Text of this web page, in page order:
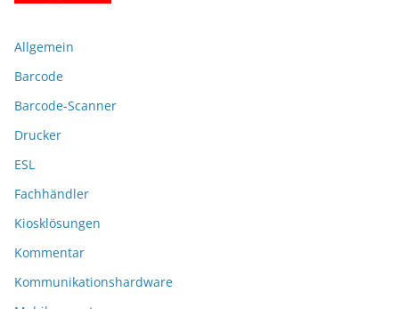
Allgemein
Barcode
Barcode-Scanner
Drucker
ESL
Fachhändler
Kiosklösungen
Kommentar
Kommunikationshardware